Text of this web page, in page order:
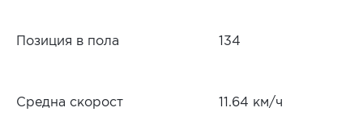
Позиция в пола 134
Средна скорост 11.64 км/ч